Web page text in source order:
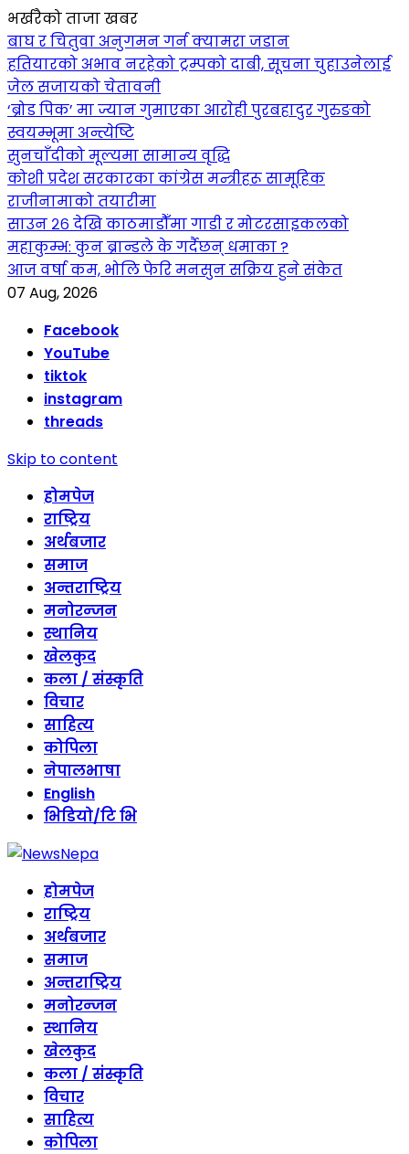
भर्खरैको ताजा खबर
बाघ र चितुवा अनुगमन गर्न क्यामरा जडान
हतियारको अभाव नरहेको ट्रम्पको दाबी, सूचना चुहाउनेलाई
जेल सजायको चेतावनी
‘ब्रोड पिक’ मा ज्यान गुमाएका आराेही पुरबहादुर गुरुङको
स्वयम्भूमा अन्त्येष्टि
सुनचाँदीको मूल्यमा सामान्य वृद्धि
कोशी प्रदेश सरकारका कांग्रेस मन्त्रीहरू सामूहिक
राजीनामाको तयारीमा
साउन २६ देखि काठमाडौँमा गाडी र मोटरसाइकलको
महाकुम्भ: कुन ब्रान्डले के गर्दैछन् धमाका ?
आज वर्षा कम, भोलि फेरि मनसुन सक्रिय हुने संकेत
07 Aug, 2026
Facebook
YouTube
tiktok
instagram
threads
Skip to content
होमपेज
राष्ट्रिय
अर्थबजार
समाज
अन्तराष्ट्रिय
मनोरन्जन
स्थानिय
खेलकुद
कला / संस्कृति
विचार
साहित्य
कोपिला
नेपालभाषा
English
भिडियो/टि भि
होमपेज
राष्ट्रिय
अर्थबजार
समाज
अन्तराष्ट्रिय
मनोरन्जन
स्थानिय
खेलकुद
कला / संस्कृति
विचार
साहित्य
कोपिला